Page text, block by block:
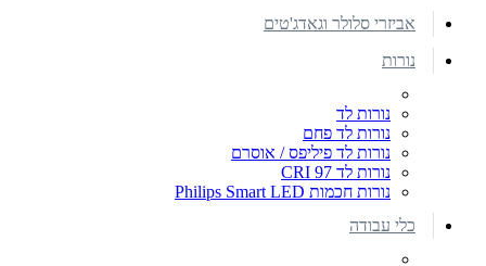
אביזרי סלולר וגאדג'טים
נורות
נורות לד
נורות לד פחם
נורות לד פיליפס / אוסרם
נורות לד CRI 97
נורות חכמות Philips Smart LED
כלי עבודה